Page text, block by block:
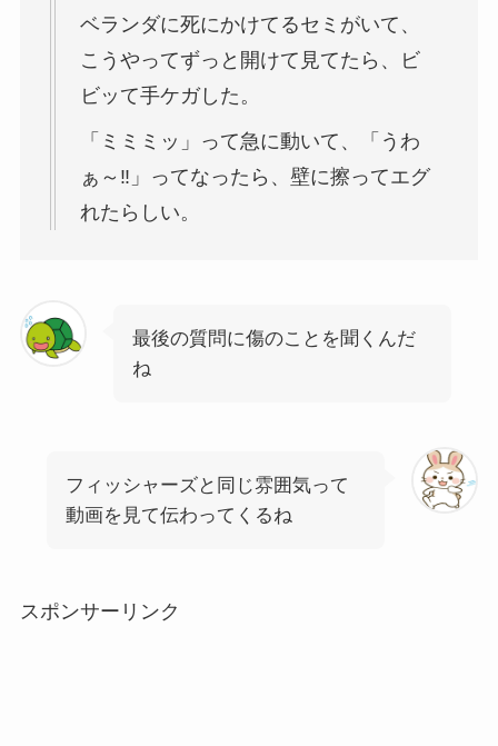
ベランダに死にかけてるセミがいて、
こうやってずっと開けて見てたら、ビ
ビッて手ケガした。
「ミミミッ」って急に動いて、「うわ
ぁ～‼」ってなったら、壁に擦ってエグ
れたらしい。
最後の質問に傷のことを聞くんだ
ね
フィッシャーズと同じ雰囲気って
動画を見て伝わってくるね
スポンサーリンク